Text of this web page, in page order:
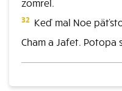
zomrel.
32 Keď mal Noe
Cham a Jafet. Potopa